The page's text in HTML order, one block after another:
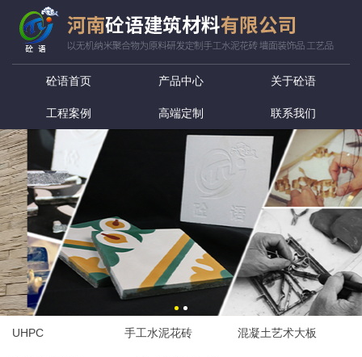
砼语首页 产品中心 关于砼语
工程案例 高端定制 联系我们
UHPC 手工水泥花砖 混凝土艺术大板